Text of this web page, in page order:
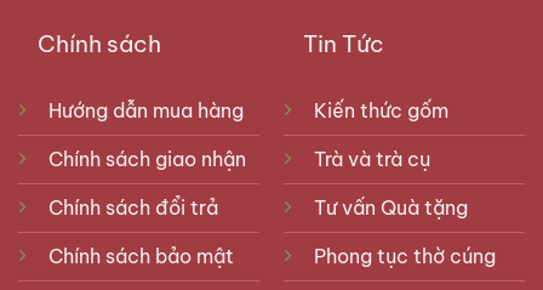
Chính sách
Hướng dẫn mua hàng
Chính sách giao nhận
Chính sách đổi trả
Chính sách bảo mật
Tin Tức
Kiến thức gốm
Trà và trà cụ
Tư vấn Quà tặng
Phong tục thờ cúng